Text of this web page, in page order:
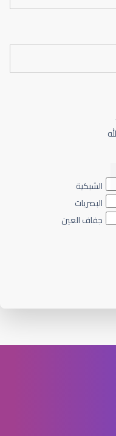
الشبكية
البصريات
جفاف العين